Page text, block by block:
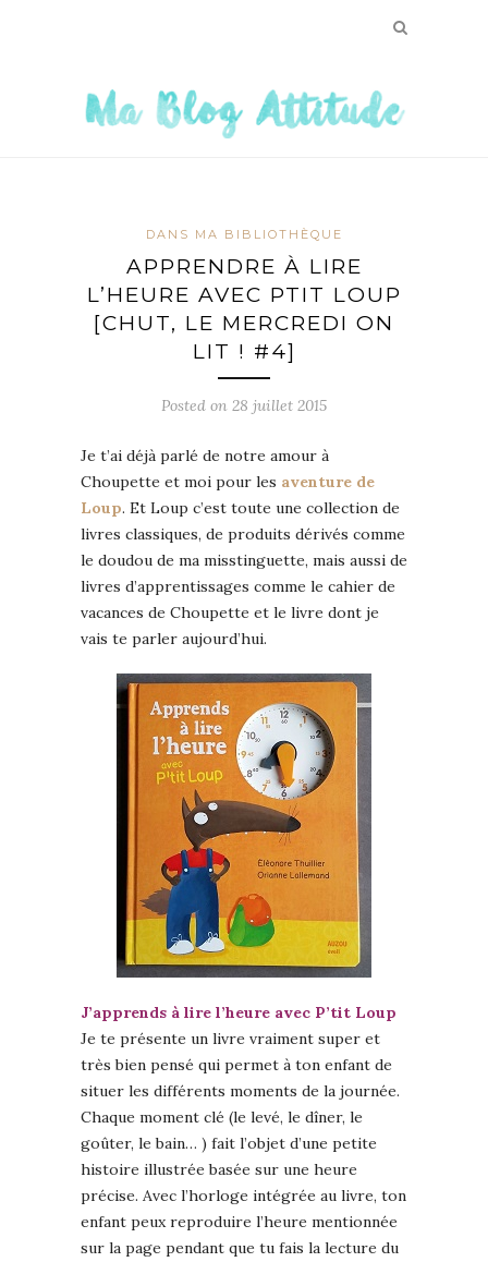
DANS MA BIBLIOTHÈQUE
APPRENDRE À LIRE
L’HEURE AVEC PTIT LOUP
[CHUT, LE MERCREDI ON
LIT ! #4]
Posted on 28 juillet 2015
Je t’ai déjà parlé de notre amour à
Choupette et moi pour les aventure de
Loup. Et Loup c’est toute une collection de
livres classiques, de produits dérivés comme
le doudou de ma misstinguette, mais aussi de
livres d’apprentissages comme le cahier de
vacances de Choupette et le livre dont je
vais te parler aujourd’hui.
J’apprends à lire l’heure avec P’tit Loup
Je te présente un livre vraiment super et
très bien pensé qui permet à ton enfant de
situer les différents moments de la journée.
Chaque moment clé (le levé, le dîner, le
goûter, le bain… ) fait l’objet d’une petite
histoire illustrée basée sur une heure
précise. Avec l’horloge intégrée au livre, ton
enfant peux reproduire l’heure mentionnée
sur la page pendant que tu fais la lecture du